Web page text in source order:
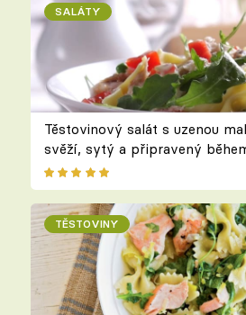
SALÁTY
Těstovinový salát s uzenou
svěží, sytý a připravený
TĚSTOVINY